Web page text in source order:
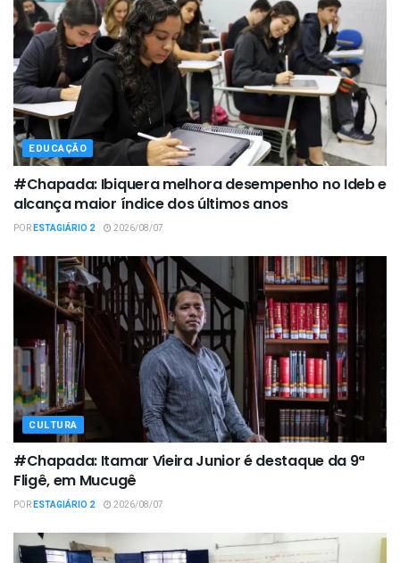
EDUCAÇÃO
#Chapada: Ibiquera melhora desempenho no Ideb e
alcança maior índice dos últimos anos
PORESTAGIÁRIO 2 2026/08/07
CULTURA
#Chapada: Itamar Vieira Junior é destaque da 9ª
Fligê, em Mucugê
PORESTAGIÁRIO 2 2026/08/07